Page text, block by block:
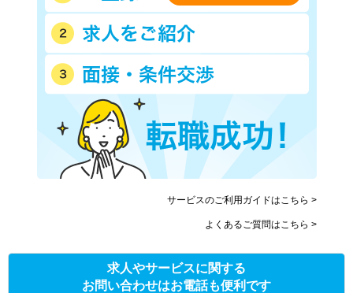
サービスのご利用ガイドはこちら >
よくあるご質問はこちら >
求人やサービスに関する
お問い合わせはお電話も便利です